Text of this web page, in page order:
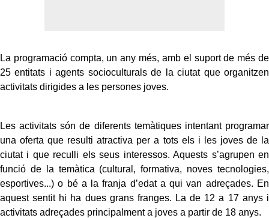
La programació compta, un any més, amb el suport de més de
25 entitats i agents socioculturals de la ciutat que organitzen
activitats dirigides a les persones joves.
Les activitats són de diferents temàtiques intentant programar
una oferta que resulti atractiva per a tots els i les joves de la
ciutat i que reculli els seus interessos. Aquests s’agrupen en
funció de la temàtica (cultural, formativa, noves tecnologies,
esportives...) o bé a la franja d’edat a qui van adreçades. En
aquest sentit hi ha dues grans franges. La de 12 a 17 anys i
activitats adreçades principalment a joves a partir de 18 anys.